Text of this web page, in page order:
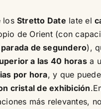
losStretto Date late el
de Orient (con
parada de segundero),
a las 40 horasa
por hora, y que
cristal de exhibición
más relevantes,